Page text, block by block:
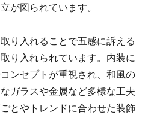
が図られています。
り入れることで五感に訴える
り入れられています。内装に
ンセプトが重視され、和風の
ガラスや金属など多様な工夫
とやトレンドに合わせた装飾